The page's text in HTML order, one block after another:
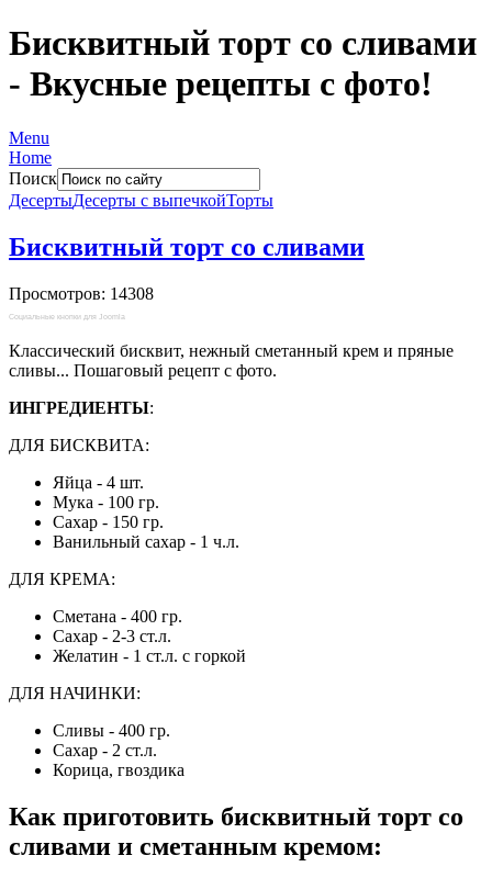
Бисквитный торт со сливами
- Вкусные рецепты с фото!
Menu
Home
Поиск
ДесертыДесерты с выпечкойТорты
Бисквитный торт со сливами
Просмотров: 14308
Социальные кнопки для Joomla
Классический бисквит, нежный сметанный крем и пряные
сливы... Пошаговый рецепт с фото.
ИНГРЕДИЕНТЫ:
ДЛЯ БИСКВИТА:
Яйца - 4 шт.
Мука - 100 гр.
Сахар - 150 гр.
Ванильный сахар - 1 ч.л.
ДЛЯ КРЕМА:
Сметана - 400 гр.
Сахар - 2-3 ст.л.
Желатин - 1 ст.л. с горкой
ДЛЯ НАЧИНКИ:
Сливы - 400 гр.
Сахар - 2 ст.л.
Корица, гвоздика
Как приготовить бисквитный торт со
сливами и сметанным кремом: